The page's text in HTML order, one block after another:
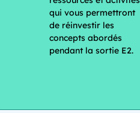
qui vous permettront
de réinvestir les
concepts abordés
pendant la sortie E2.